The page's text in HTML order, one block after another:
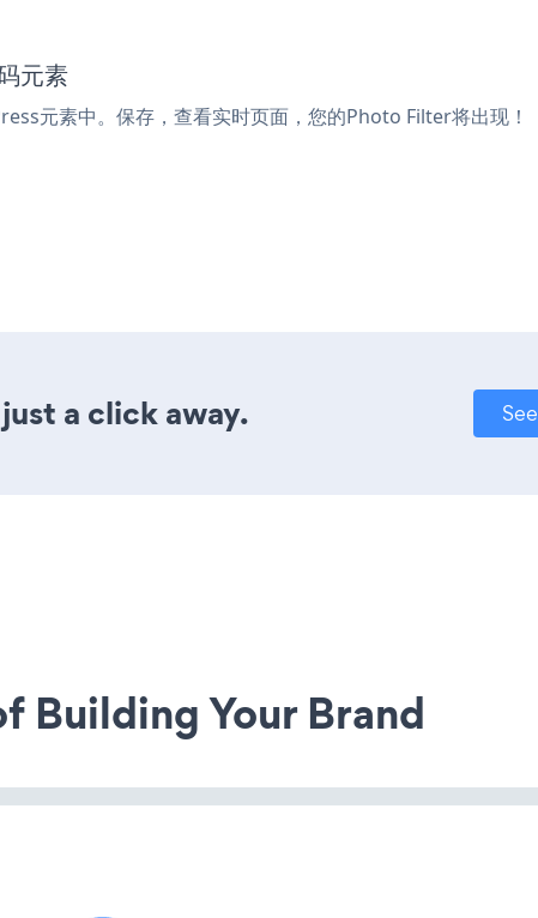
元素
元素中。保存，查看实时页面，您的Photo Filter将出现！
a click away.
Building Your Brand